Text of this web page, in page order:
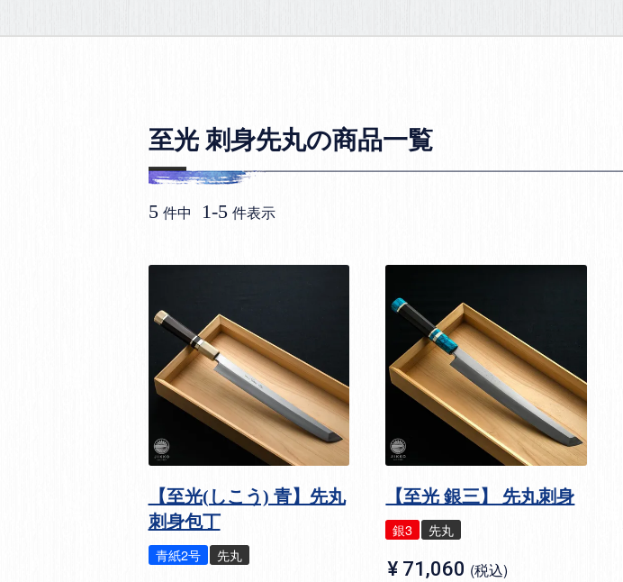
至光 刺身先丸の商品一覧
5 件中 1-5 件表示
【至光(しこう) 青】先丸
刺身包丁
青紙2号 先丸
【至光 銀三】 先丸刺身
銀3 先丸
¥ 71,060 税込